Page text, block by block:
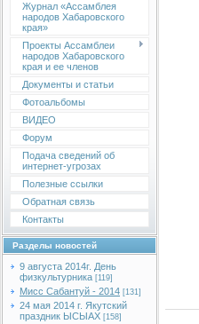
Журнал «Ассамблея
народов Хабаровского
края»
Проекты Ассамблеи
народов Хабаровского
края и ее членов
Документы и статьи
Фотоальбомы
ВИДЕО
Форум
Подача сведений об
интернет-угрозах
Полезные ссылки
Обратная связь
Контакты
Разделы новостей
9 августа 2014г. День
физкультурника [119]
Мисс Сабантуй - 2014 [131]
24 мая 2014 г. Якутский
праздник ЫСЫАХ [158]